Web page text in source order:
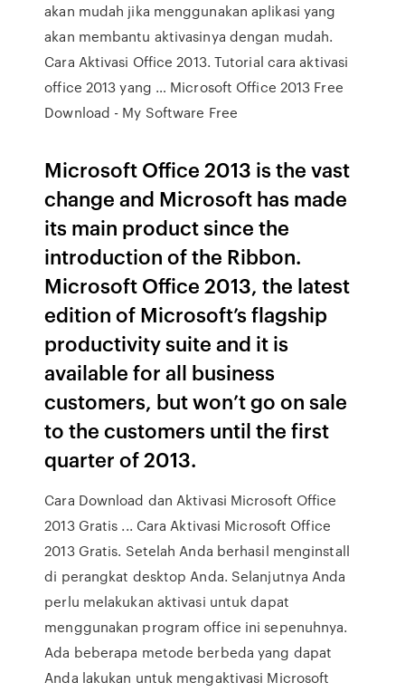
akan mudah jika menggunakan aplikasi yang
akan membantu aktivasinya dengan mudah.
Cara Aktivasi Office 2013. Tutorial cara aktivasi
office 2013 yang … Microsoft Office 2013 Free
Download - My Software Free
Microsoft Office 2013 is the vast
change and Microsoft has made
its main product since the
introduction of the Ribbon.
Microsoft Office 2013, the latest
edition of Microsoft’s flagship
productivity suite and it is
available for all business
customers, but won’t go on sale
to the customers until the first
quarter of 2013.
Cara Download dan Aktivasi Microsoft Office
2013 Gratis ... Cara Aktivasi Microsoft Office
2013 Gratis. Setelah Anda berhasil menginstall
di perangkat desktop Anda. Selanjutnya Anda
perlu melakukan aktivasi untuk dapat
menggunakan program office ini sepenuhnya.
Ada beberapa metode berbeda yang dapat
Anda lakukan untuk mengaktivasi Microsoft